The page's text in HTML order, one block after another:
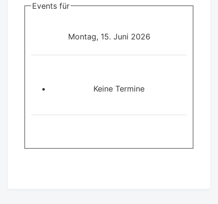
Events für
Montag, 15. Juni 2026
Keine Termine